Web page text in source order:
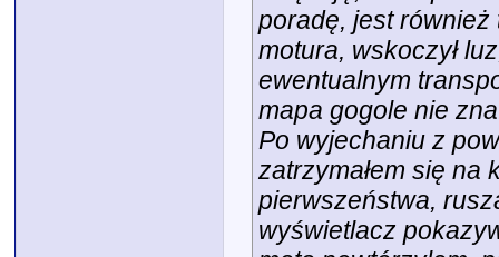
poradę, jest również
motura, wskoczył
ewentualnym
mapa gogole nie
Po wyjechaniu z
zatrzymałem się na
pierwszeństwa,
wyświetlacz